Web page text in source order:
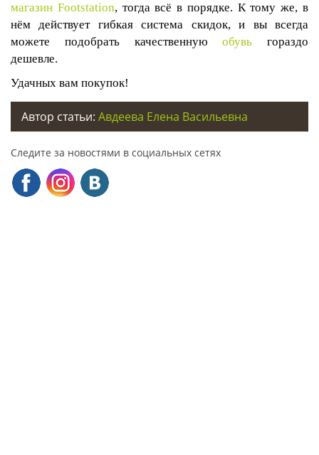
магазин Footstation, тогда всё в порядке. К тому же, в
нём действует гибкая система скидок, и вы всегда
можете подобрать качественнуюобувь гораздо
дешевле.
Удачных вам покупок!
Автор статьи: Авдеева Елена Васильевна
Следите за новостями в социальных сетях